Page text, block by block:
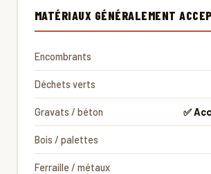
MATÉRIAUX GÉNÉRALEMENT
Encombrants
Déchets verts
Gravats / béton ✅
Bois / palettes
Ferraille / métaux